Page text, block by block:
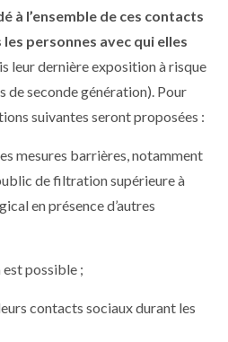
à l’ensemble de ces contacts
personnes avec qui elles
leur dernière exposition à risque
de seconde génération). Pour
suivantes seront proposées :
mesures barrières, notamment
de filtration supérieure à
en présence d’autres
possible ;
contacts sociaux durant les